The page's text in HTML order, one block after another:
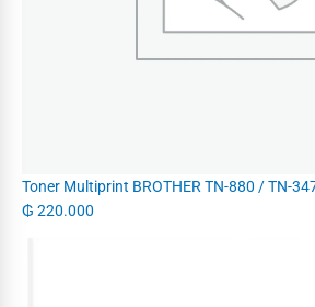
Toner Multiprint BROTHER TN-880 / TN-
₲ 220.000